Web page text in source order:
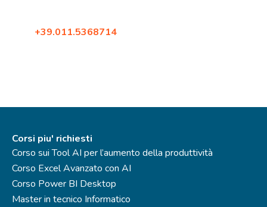
+39.011.5368714
Corsi piu' richiesti
Corso sui Tool AI per l’aumento della produttività
Corso Excel Avanzato con AI
Corso Power BI Desktop
Master in tecnico Informatico